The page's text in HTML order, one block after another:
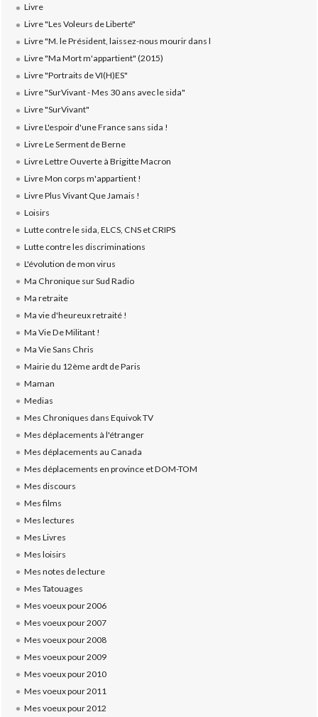
Livre
Livre "Les Voleurs de Liberté"
Livre "M. le Président, laissez-nous mourir dans l
Livre "Ma Mort m'appartient" (2015)
Livre "Portraits de VI(H)ES"
Livre "SurVivant - Mes 30 ans avec le sida"
Livre "SurVivant"
Livre L'espoir d'une France sans sida !
Livre Le Serment de Berne
Livre Lettre Ouverte à Brigitte Macron
Livre Mon corps m'appartient !
Livre Plus Vivant Que Jamais !
Loisirs
Lutte contre le sida, ELCS, CNS et CRIPS
Lutte contre les discriminations
L'évolution de mon virus
Ma Chronique sur Sud Radio
Ma retraite
Ma vie d'heureux retraité !
Ma Vie De Militant !
Ma Vie Sans Chris
Mairie du 12ème ardt de Paris
Maman
Medias
Mes Chroniques dans Equivok TV
Mes déplacements à l'étranger
Mes déplacements au Canada
Mes déplacements en province et DOM-TOM
Mes discours
Mes films
Mes lectures
Mes Livres
Mes loisirs
Mes notes de lecture
Mes Tatouages
Mes voeux pour 2006
Mes voeux pour 2007
Mes voeux pour 2008
Mes voeux pour 2009
Mes voeux pour 2010
Mes voeux pour 2011
Mes voeux pour 2012